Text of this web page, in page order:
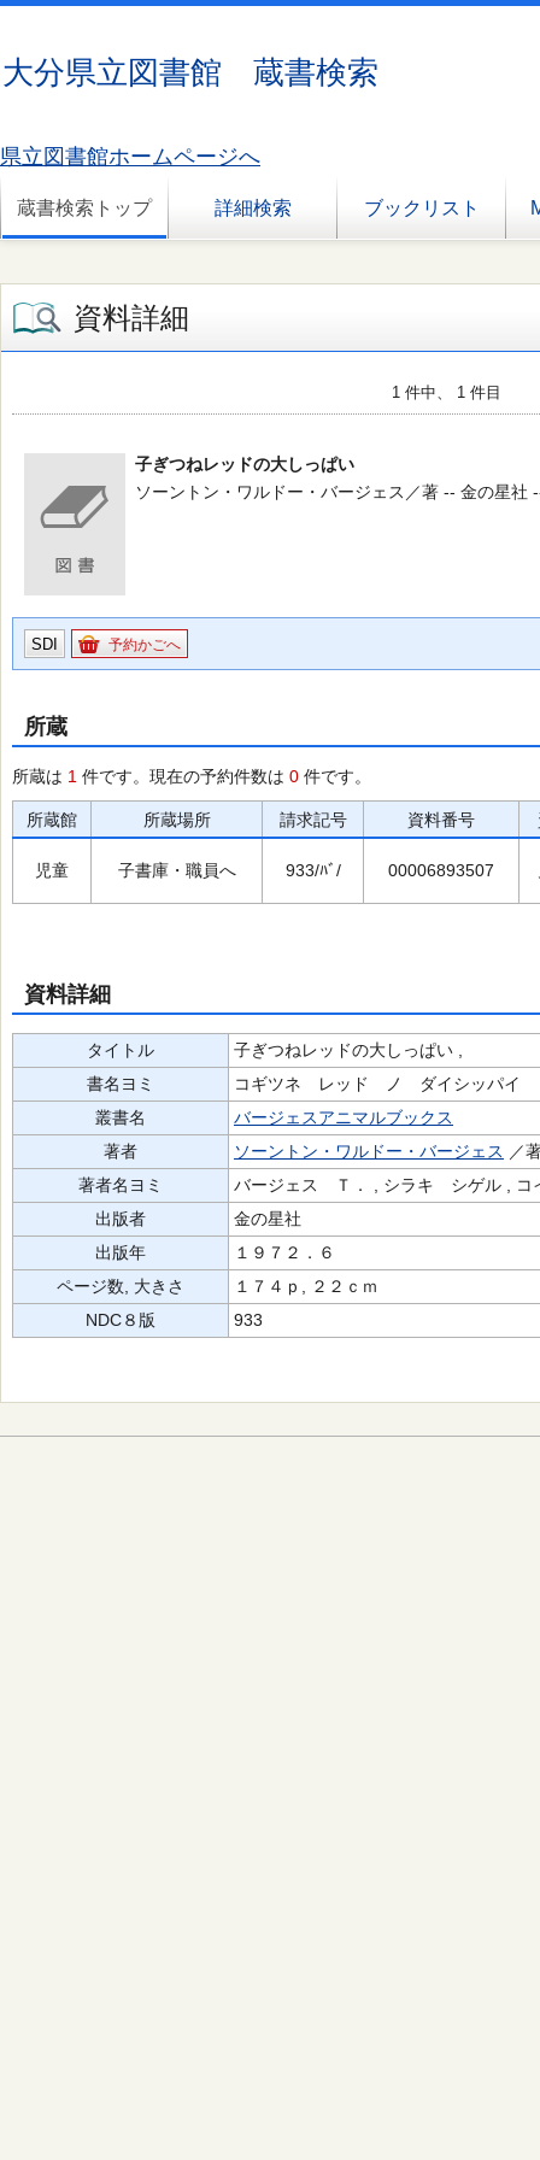
大分県立図書館 蔵書検索
県立図書館ホームページへ
蔵書検索トップ 詳細検索 ブックリスト
資料詳細
1 件中、 1 件目
子ぎつねレッドの大しっぱい
ソーントン・ワルドー・バージェス／著 -- 金の星社
SDI 予約かごへ
所蔵
所蔵は 1 件です。現在の予約件数は 0 件です。
所蔵館 所蔵場所 請求記号 資料番号
児童 子書庫・職員へ 933/ﾊﾞ/ 00006893507
資料詳細
タイトル
子ぎつねレッドの大しっぱい ,
書名ヨミ
コギツネ レッド ノ ダイシッパイ
叢書名
バージェスアニマルブックス
著者
ソーントン・ワルドー・バージェス ／
著者名ヨミ
バージェス Ｔ． , シラキ シゲル ,
出版者
金の星社
出版年
１９７２．６
ページ数, 大きさ
１７４ｐ, ２２ｃｍ
NDC８版
933